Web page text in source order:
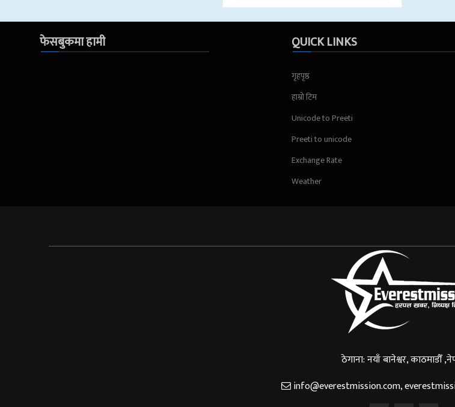
फेसबुकमा हामी QUICK LINKS
गृहपृष्ठ
हाम्रो टिम
Unicode to Preeti
Preeti to unicode
Exchange Rate
Weather
ठेगाना: नयाँ बानेश्वर, काठमाडौँ
info@everestmission.com,